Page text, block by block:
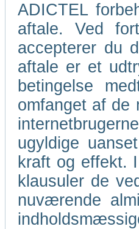
ADICTEL
aftale. Ved
accepterer du
aftale er et
betingelse
omfanget af de
ugyldige
kraft og effekt.
klausuler de
nuværende